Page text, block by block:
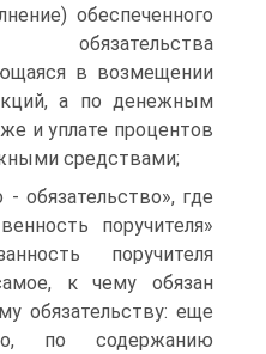
обеспеченного
обязательства
в возмещении
а по денежным
и уплате процентов
средствами;
- обязательство», где
поручителя»
поручителя
к чему обязан
обязательству: еще
по содержанию